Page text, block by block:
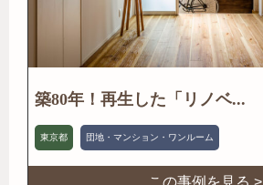
築80年！再生した「リノベ...
東京都 団地・マンション・ワンルーム
この事例を見る >